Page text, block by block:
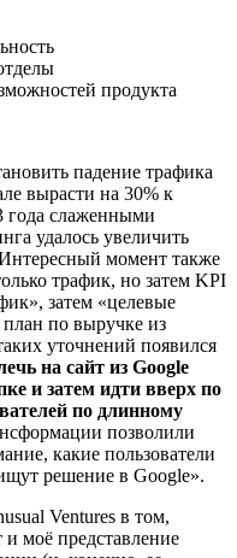
продукта
падение трафика
вырасти на 30% к
года слаженными
удалось увеличить
момент также
трафик, но затем KPI
затем «целевые
по выручке из
уточнений появился
на сайт из Google
и затем идти вверх по
по длинному
позволили
какие пользователи
решение в Google».
Ventures в том,
и моё представление